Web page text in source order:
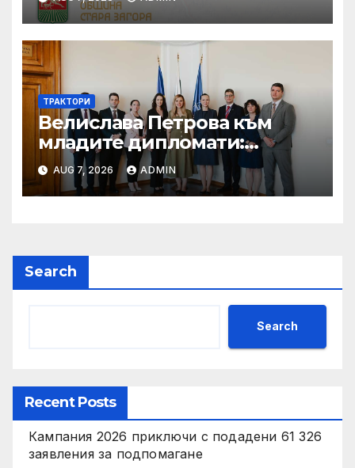
ТРАКТОРИ
Велислава Петрова към
младите дипломати:
Бъдете смели, уверени и
винаги отстоявайте
интересите на България
AUG 7, 2026 ADMIN
Search
Search
Recent Posts
Кампания 2026 приключи с подадени 61 326
заявления за подпомагане